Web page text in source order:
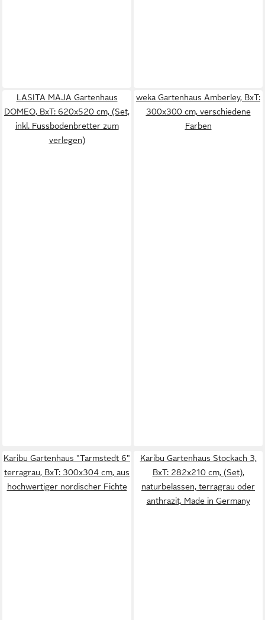
LASITA MAJA Gartenhaus
DOMEO, BxT: 620x520 cm, (Set,
inkl. Fussbodenbretter zum
verlegen)
weka Gartenhaus Amberley, BxT:
300x300 cm, verschiedene
Farben
Karibu Gartenhaus "Tarmstedt 6"
terragrau, BxT: 300x304 cm, aus
hochwertiger nordischer Fichte
Karibu Gartenhaus Stockach 3,
BxT: 282x210 cm, (Set),
naturbelassen, terragrau oder
anthrazit, Made in Germany